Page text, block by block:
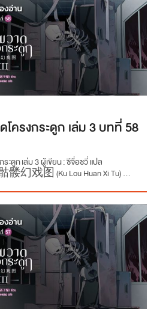
ครงกระดูก เล่ม 3 บทที่ 58
ะดูก เล่ม 3 ผู้เขียน : ซีจื่อซวี่ แปล
骷髅幻戏图 (Ku Lou Huan Xi Tu) ...